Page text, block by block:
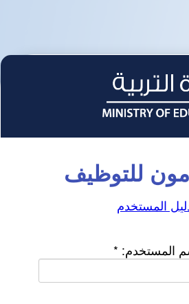
للتوظيف
المستخدم
المستخدم: *